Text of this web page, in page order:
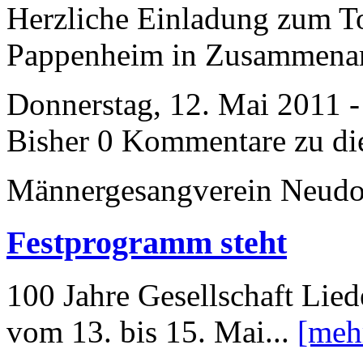
Herzliche Einladung zum
Pappenheim in
Donnerstag, 12. Mai 2011
Bisher 0 Kommentare zu
Männergesangverein
Festprogramm steht
100 Jahre Gesellschaft
vom 13. bis 15. Mai...